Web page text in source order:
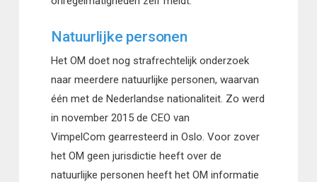
Natuurlijke personen
Het OM doet nog strafrechtelijk onderzoek
naar meerdere natuurlijke personen, waarvan
één met de Nederlandse nationaliteit. Zo werd
in november 2015 de CEO van
VimpelCom gearresteerd in Oslo. Voor zover
het OM geen jurisdictie heeft over de
natuurlijke personen heeft het OM informatie